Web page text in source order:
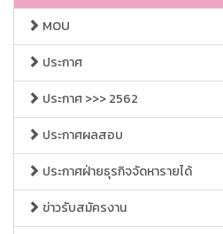
MOU
ประกาศ
ประกาศ >>> 2562
ประกาศผลสอบ
ประกาศฝ่ายธุรกิจจัดหารายได้
ข่าวรับสมัครงาน